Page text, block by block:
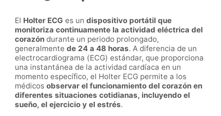
El Holter ECG es un dispositivo portátil que
monitoriza continuamente la actividad eléctrica del
corazón durante un periodo prolongado,
generalmente de 24 a 48 horas. A diferencia de un
electrocardiograma (ECG) estándar, que proporciona
una instantánea de la actividad cardíaca en un
momento específico, el Holter ECG permite a los
médicos observar el funcionamiento del corazón en
diferentes situaciones cotidianas, incluyendo el
sueño, el ejercicio y el estrés.